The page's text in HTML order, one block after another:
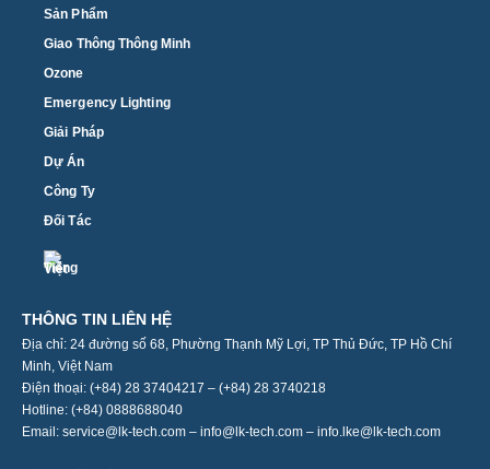
Sản Phẩm
Giao Thông Thông Minh
Ozone
Emergency Lighting
Giải Pháp
Dự Án
Công Ty
Đối Tác
THÔNG TIN LIÊN HỆ
Địa chỉ: 24 đường số 68, Phường Thạnh Mỹ Lợi, TP Thủ Đức, TP Hồ Chí
Minh, Việt Nam
Điện thoại: (+84) 28 37404217 – (+84) 28 3740218
Hotline: (+84) 0888688040
Email: service@lk-tech.com – info@lk-tech.com – info.lke@lk-tech.com